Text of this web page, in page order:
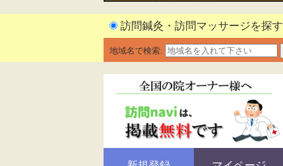
訪問鍼灸・訪問マッサージを探す
地域名で検索: